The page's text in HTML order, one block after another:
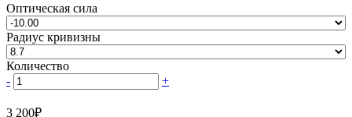
Оптическая сила
Радиус кривизны
Количество
-
+
3 200₽